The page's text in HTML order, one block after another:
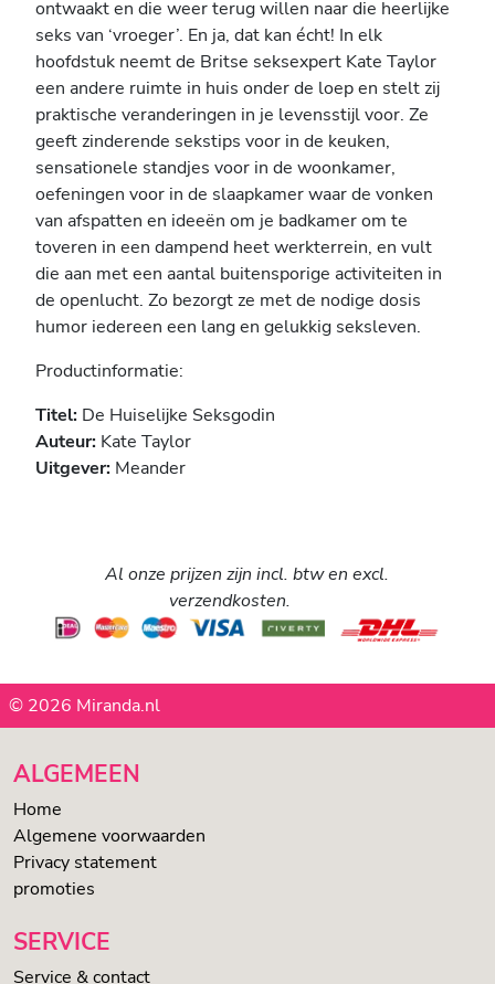
ontwaakt en die weer terug willen naar die heerlijke
seks van ‘vroeger’. En ja, dat kan écht! In elk
hoofdstuk neemt de Britse seksexpert Kate Taylor
een andere ruimte in huis onder de loep en stelt zij
praktische veranderingen in je levensstijl voor. Ze
geeft zinderende sekstips voor in de keuken,
sensationele standjes voor in de woonkamer,
oefeningen voor in de slaapkamer waar de vonken
van afspatten en ideeën om je badkamer om te
toveren in een dampend heet werkterrein, en vult
die aan met een aantal buitensporige activiteiten in
de openlucht. Zo bezorgt ze met de nodige dosis
humor iedereen een lang en gelukkig seksleven.
Productinformatie:
Titel: De Huiselijke Seksgodin
Auteur: Kate Taylor
Uitgever: Meander
Al onze prijzen zijn incl. btw en excl.
verzendkosten.
© 2026 Miranda.nl
ALGEMEEN
Home
Algemene voorwaarden
Privacy statement
promoties
SERVICE
Service & contact